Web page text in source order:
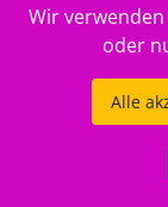
Sie ist zudem
Wir
oder
Alle